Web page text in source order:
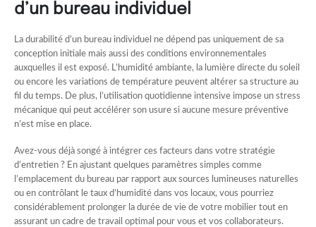
d’un bureau individuel
La durabilité d’un bureau individuel ne dépend pas uniquement de sa
conception initiale mais aussi des conditions environnementales
auxquelles il est exposé. L’humidité ambiante, la lumière directe du soleil
ou encore les variations de température peuvent altérer sa structure au
fil du temps. De plus, l’utilisation quotidienne intensive impose un stress
mécanique qui peut accélérer son usure si aucune mesure préventive
n’est mise en place.
Avez-vous déjà songé à intégrer ces facteurs dans votre stratégie
d’entretien ? En ajustant quelques paramètres simples comme
l’emplacement du bureau par rapport aux sources lumineuses naturelles
ou en contrôlant le taux d’humidité dans vos locaux, vous pourriez
considérablement prolonger la durée de vie de votre mobilier tout en
assurant un cadre de travail optimal pour vous et vos collaborateurs.